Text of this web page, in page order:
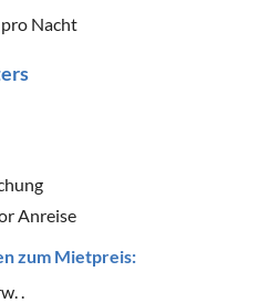
pro Nacht
Anreise
zum Mietpreis:
.